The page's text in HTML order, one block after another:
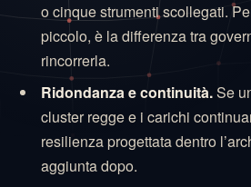
o cinque strumenti scollegati.
piccolo, è la differenza tra
rincorrerla.
Ridondanza e continuità.Se
cluster regge e i carichi
resilienza progettata dentro
aggiunta dopo.